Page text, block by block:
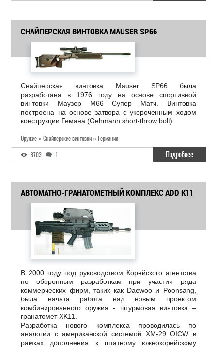
СНАЙПЕРСКАЯ ВИНТОВКА MAUSER SP66
Снайперская винтовка Mauser SP66 была
разработана в 1976 году на основе спортивной
винтовки Маузер М66 Супер Матч. Винтовка
построена на основе затвора с укороченным ходом
конструкции Гемана (Gehmann short-throw bolt).
Оружие » Снайперские винтовки » Германия
8703 1 Подробнее
АВТОМАТНО-ГРАНАТОМЕТНЫЙ КОМПЛЕКС ADD K11
В 2000 году под руководством Корейского агентства
по оборонным разработкам при участии ряда
коммерческих фирм, таких как Daewoo и Poonsang,
была начата работа над новым проектом
комбинированного оружия - штурмовая винтовка –
гранатомет XK11.
Разработка нового комплекса проводилась по
аналогии с американской системой XM-29 OICW в
рамках дополнения к штатному южнокорейскому